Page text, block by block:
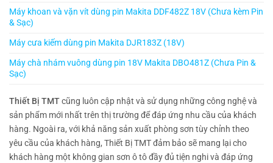
Máy khoan và vặn vít dùng pin Makita DDF482Z 18V (Chưa kèm Pin
& Sạc)
Máy cưa kiếm dùng pin Makita DJR183Z (18V)
Máy chà nhám vuông dùng pin 18V Makita DBO481Z (Chưa Pin &
Sạc)
Thiết Bị TMTcũng luôn cập nhật và sử dụng những công nghệ và
sản phẩm mới nhất trên thị trường để đáp ứng nhu cầu của khách
hàng. Ngoài ra, với khả năng sản xuất phòng sơn tùy chỉnh theo
yêu cầu của khách hàng, Thiết Bị TMT đảm bảo sẽ mang lại cho
khách hàng một không gian sơn ô tô đầy đủ tiện nghi và đáp ứng